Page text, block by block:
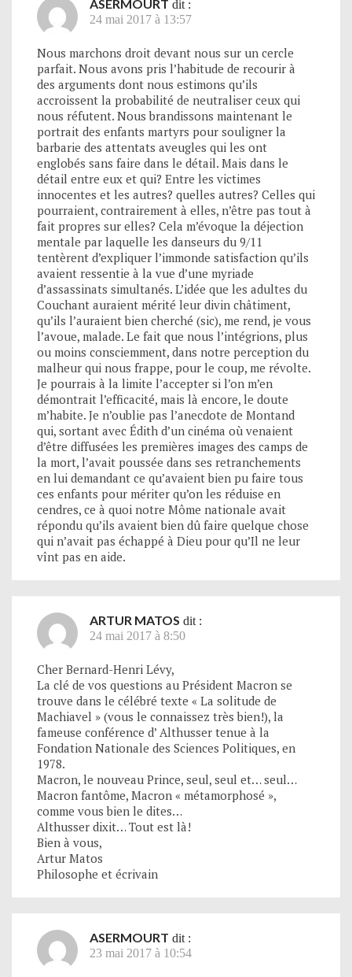
ASERMOURT dit :
24 mai 2017 à 13:57
Nous marchons droit devant nous sur un cercle
parfait. Nous avons pris l’habitude de recourir à
des arguments dont nous estimons qu’ils
accroissent la probabilité de neutraliser ceux qui
nous réfutent. Nous brandissons maintenant le
portrait des enfants martyrs pour souligner la
barbarie des attentats aveugles qui les ont
englobés sans faire dans le détail. Mais dans le
détail entre eux et qui? Entre les victimes
innocentes et les autres? quelles autres? Celles qui
pourraient, contrairement à elles, n’être pas tout à
fait propres sur elles? Cela m’évoque la déjection
mentale par laquelle les danseurs du 9/11
tentèrent d’expliquer l’immonde satisfaction qu’ils
avaient ressentie à la vue d’une myriade
d’assassinats simultanés. L’idée que les adultes du
Couchant auraient mérité leur divin châtiment,
qu’ils l’auraient bien cherché (sic), me rend, je vous
l’avoue, malade. Le fait que nous l’intégrions, plus
ou moins consciemment, dans notre perception du
malheur qui nous frappe, pour le coup, me révolte.
Je pourrais à la limite l’accepter si l’on m’en
démontrait l’efficacité, mais là encore, le doute
m’habite. Je n’oublie pas l’anecdote de Montand
qui, sortant avec Édith d’un cinéma où venaient
d’être diffusées les premières images des camps de
la mort, l’avait poussée dans ses retranchements
en lui demandant ce qu’avaient bien pu faire tous
ces enfants pour mériter qu’on les réduise en
cendres, ce à quoi notre Môme nationale avait
répondu qu’ils avaient bien dû faire quelque chose
qui n’avait pas échappé à Dieu pour qu’Il ne leur
vînt pas en aide.
ARTUR MATOS dit :
24 mai 2017 à 8:50
Cher Bernard-Henri Lévy,
La clé de vos questions au Président Macron se
trouve dans le célébré texte « La solitude de
Machiavel » (vous le connaissez très bien!), la
fameuse conférence d’ Althusser tenue à la
Fondation Nationale des Sciences Politiques, en
1978.
Macron, le nouveau Prince, seul, seul et… seul…
Macron fantôme, Macron « métamorphosé »,
comme vous bien le dites…
Althusser dixit… Tout est là!
Bien à vous,
Artur Matos
Philosophe et écrivain
ASERMOURT dit :
23 mai 2017 à 10:54